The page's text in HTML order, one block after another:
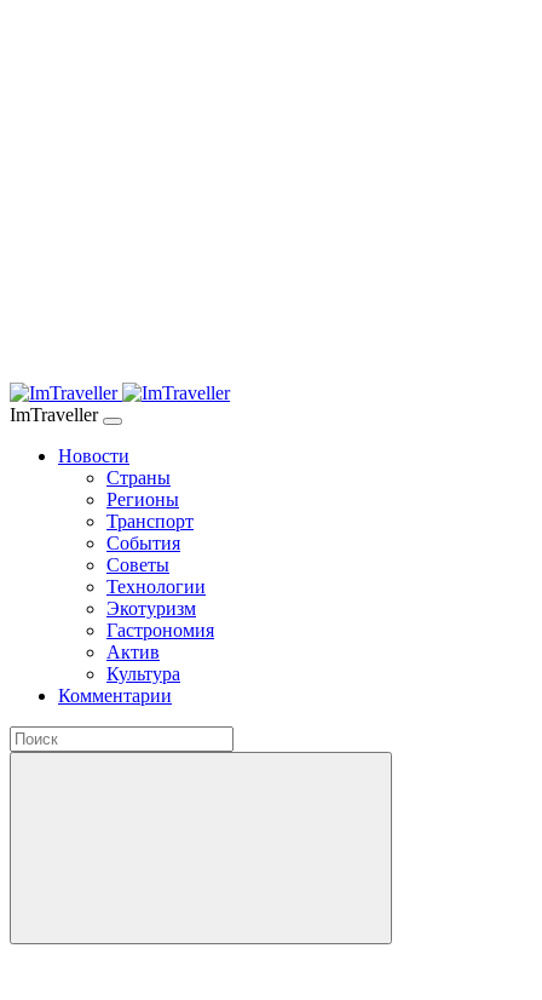
ImTraveller
Новости
Страны
Регионы
Транспорт
События
Советы
Технологии
Экотуризм
Гастрономия
Актив
Культура
Комментарии